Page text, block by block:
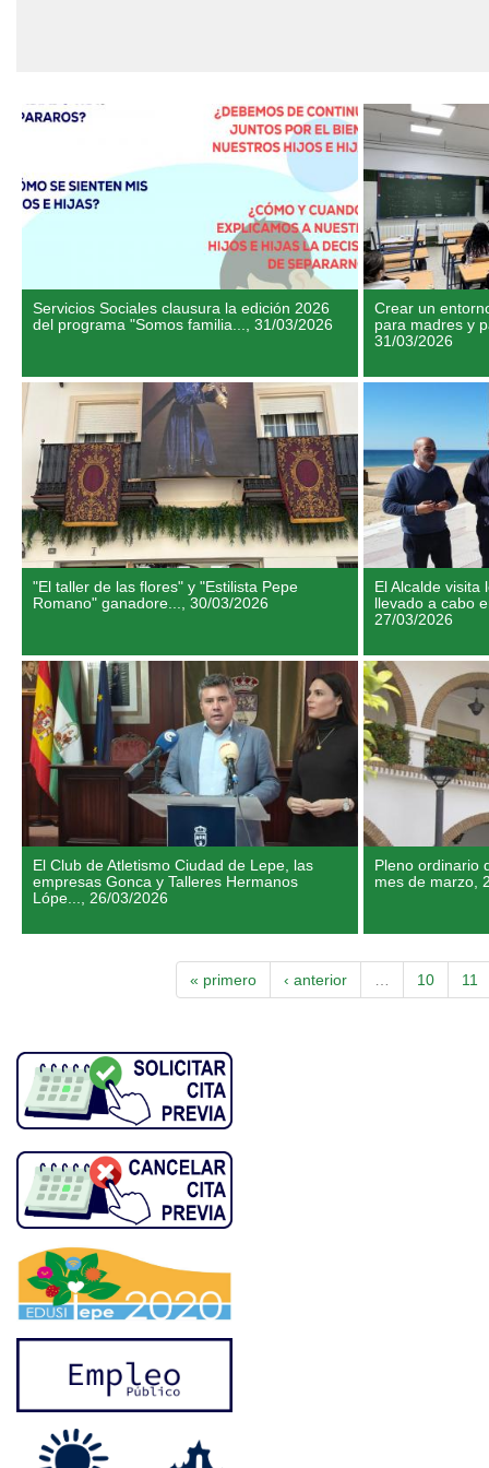
Servicios Sociales clausura la edición 2026
del programa "Somos familia..., 31/03/2026
Crear un
para madres y
31/03/2026
"El taller de las flores" y "Estilista Pepe
Romano" ganadore..., 30/03/2026
El Alcalde visita
llevado a cabo
27/03/2026
El Club de Atletismo Ciudad de Lepe, las
empresas Gonca y Talleres Hermanos
Lópe..., 26/03/2026
Pleno ordinario
mes de marzo,
« primero ‹ anterior 10 11